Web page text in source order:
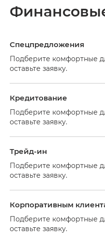
Спецпредложения
Подберите комфортные
оставьте заявку.
Кредитование
Подберите комфортные
оставьте заявку.
Трейд-ин
Подберите комфортные
оставьте заявку.
Корпоративным
Подберите комфортные
оставьте заявку.